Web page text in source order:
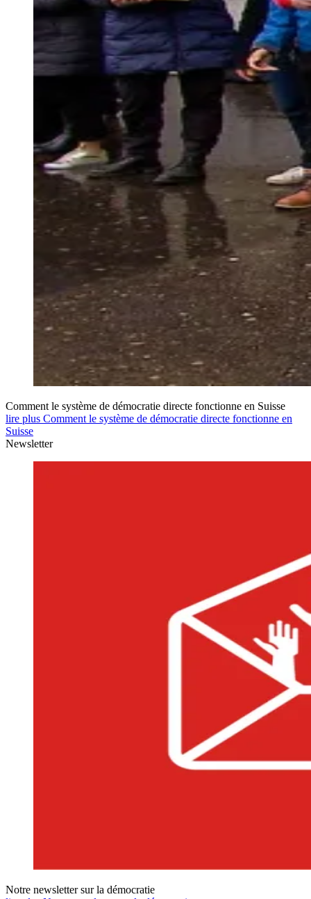
Comment le système de démocratie directe fonctionne en Suisse
lire plus Comment le système de démocratie directe fonctionne en
Suisse
Newsletter
Notre newsletter sur la démocratie